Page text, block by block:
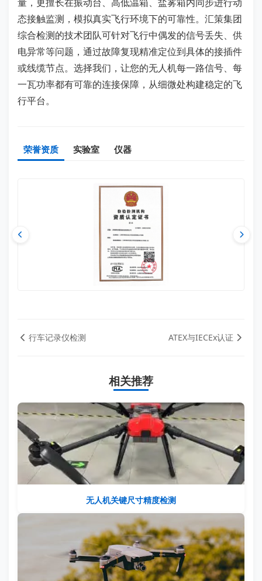
态接触监测，模拟真实飞行环境下的可靠性。汇策集团
综合检测的技术团队可针对飞行中偶发的信号丢失、供
电异常等问题，通过故障复现精准定位到具体的接插件
或线缆节点。选择我们，让您的无人机每一路信号、每
一瓦功率都有可靠的连接保障，从细微处构建稳定的飞
行平台。
荣誉资质 实验室 仪器
行车记录仪检测 ATEX与IECEx认证
相关推荐
无人机关键尺寸精度检测